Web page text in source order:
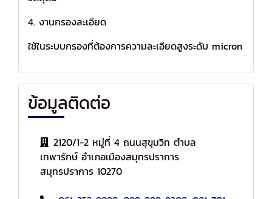
4. งานกรองละเอียด
ใช้ในระบบกรองที่ต้องการความละเอียดสูงระดับ micron
ข้อมูลติดต่อ
2120/1-2 หมู่ที่ 4 ถนนสุขุมวิท ตำบล
เทพารักษ์ อำเภอเมืองสมุทรปราการ
สมุทรปราการ 10270